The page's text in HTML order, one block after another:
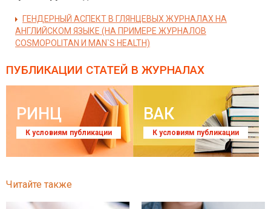
ГЕНДЕРНЫЙ АСПЕКТ В ГЛЯНЦЕВЫХ ЖУРНАЛАХ НА
АНГЛИЙСКОМ ЯЗЫКЕ (НА ПРИМЕРЕ ЖУРНАЛОВ
COSMOPOLITAN И MAN`S HEALTH)
ПУБЛИКАЦИИ СТАТЕЙ В ЖУРНАЛАХ
РИНЦ
К условиям публикации
ВАК
К условиям публикации
Читайте также